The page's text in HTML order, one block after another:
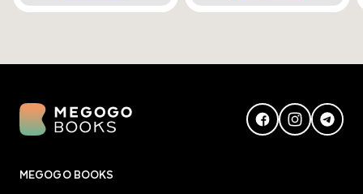
MEGOGO BOOKS